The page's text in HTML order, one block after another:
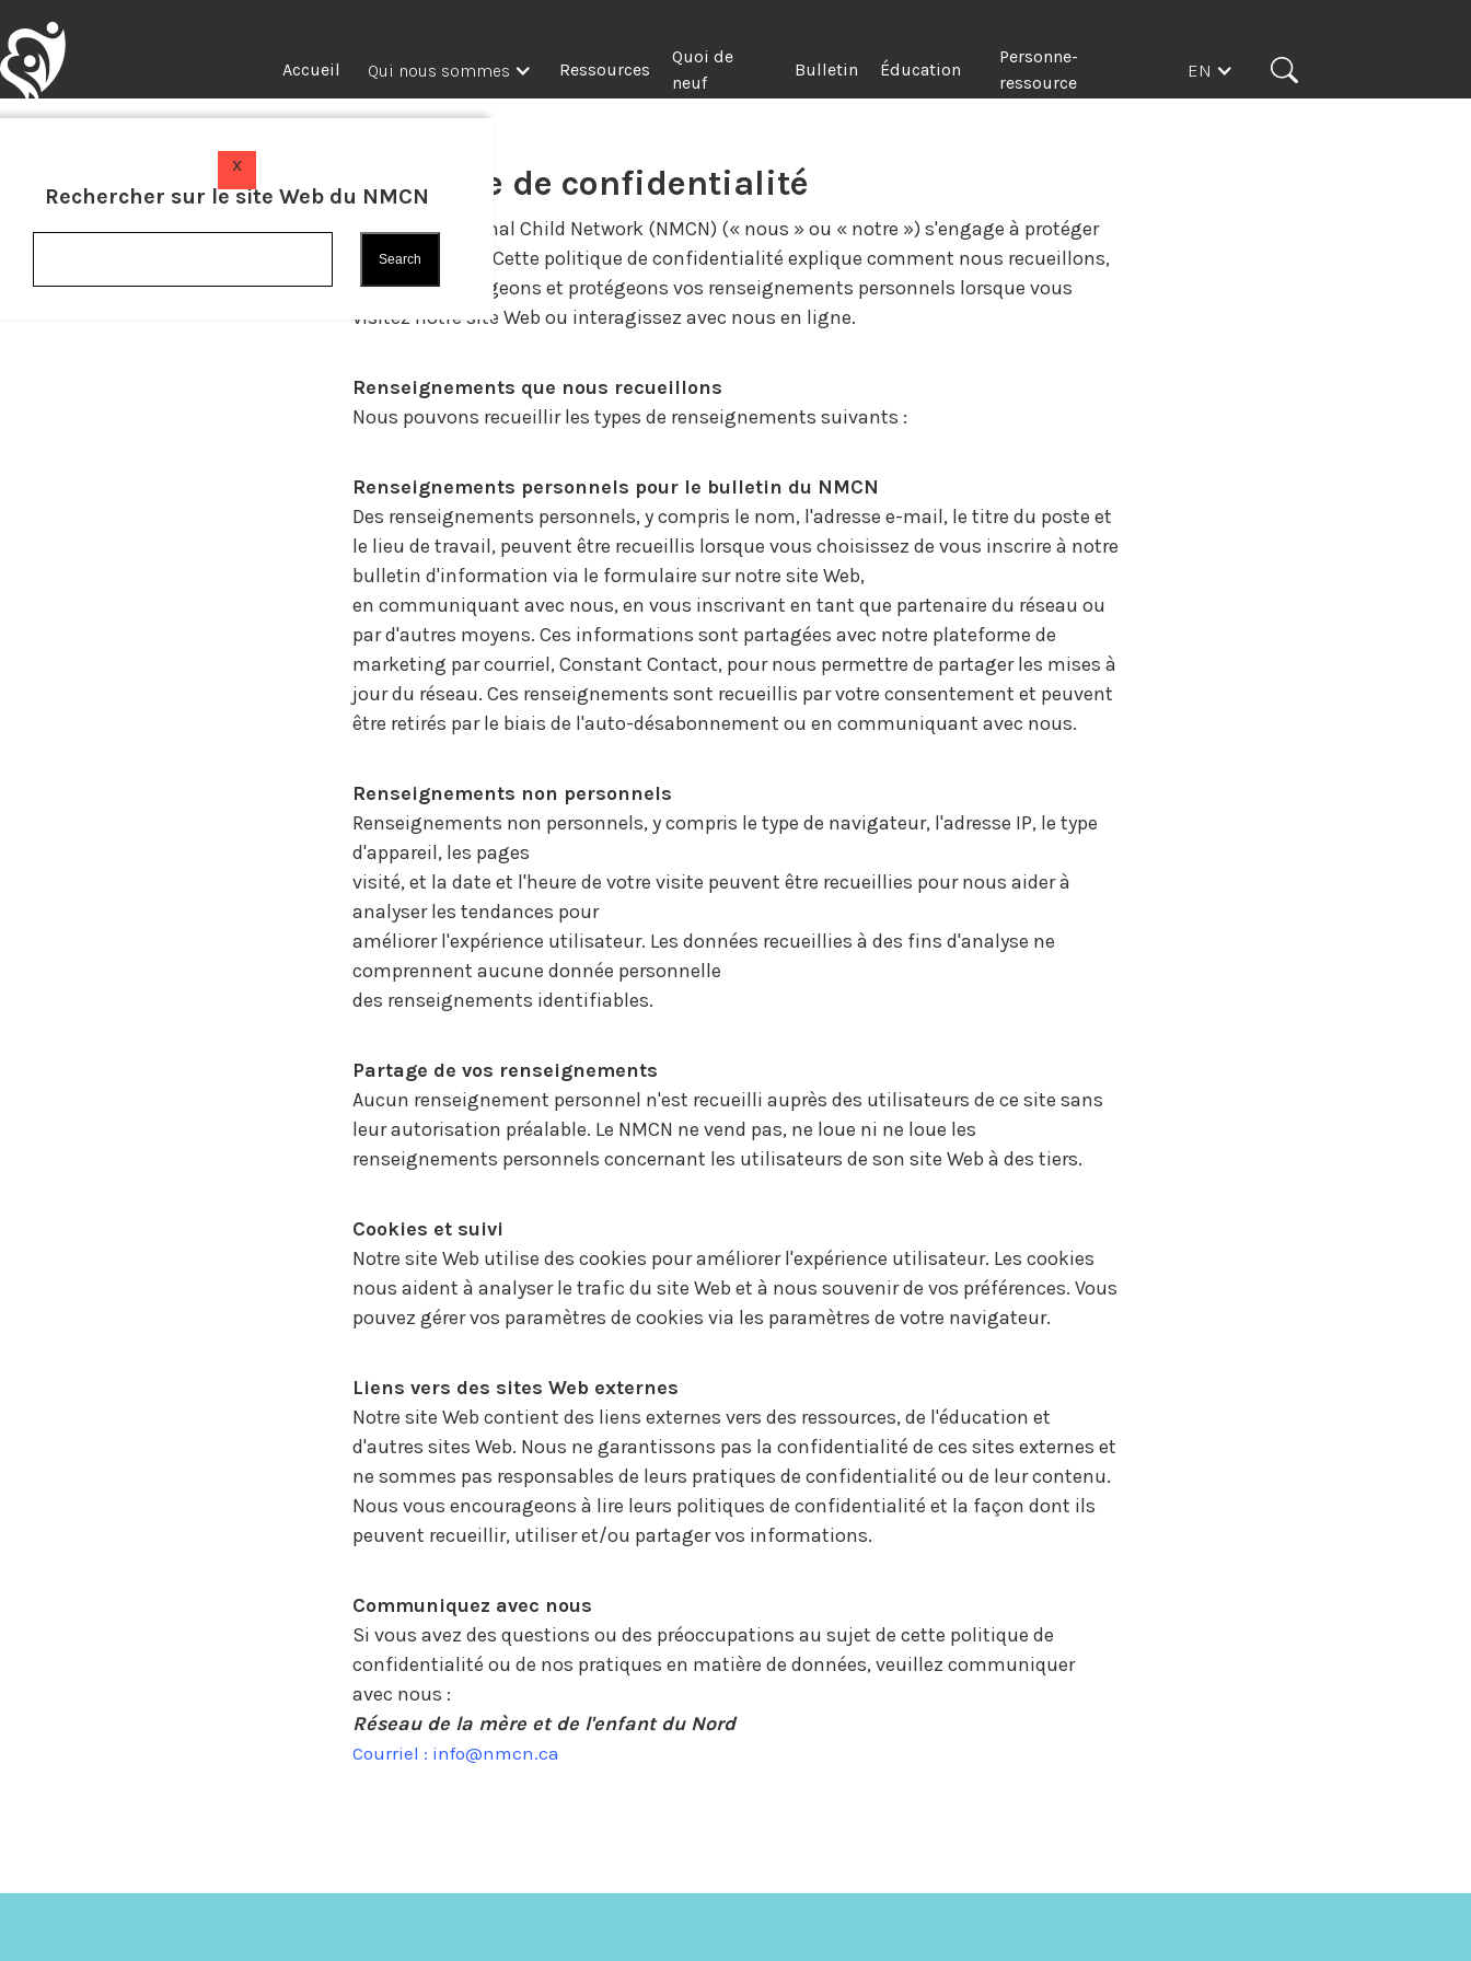
Accueil Qui nous sommes Ressources
Quoi de
neuf
Bulletin Éducation
Personne-
ressource
EN
Rechercher sur le site Web du NMCN
x Politique de confidentialité
Northern Maternal Child Network (NMCN) (« nous » ou « notre ») s'engage à protéger
votre vie privée. Cette politique de confidentialité explique comment nous recueillons,
utilisons, partageons et protégeons vos renseignements personnels lorsque vous
visitez notre site Web ou interagissez avec nous en ligne.
Renseignements que nous recueillons
Nous pouvons recueillir les types de renseignements suivants :
Renseignements personnels pour le bulletin du NMCN
Des renseignements personnels, y compris le nom, l'adresse e-mail, le titre du poste et
le lieu de travail, peuvent être recueillis lorsque vous choisissez de vous inscrire à notre
bulletin d'information via le formulaire sur notre site Web,
en communiquant avec nous, en vous inscrivant en tant que partenaire du réseau ou
par d'autres moyens. Ces informations sont partagées avec notre plateforme de
marketing par courriel, Constant Contact, pour nous permettre de partager les mises à
jour du réseau. Ces renseignements sont recueillis par votre consentement et peuvent
être retirés par le biais de l'auto-désabonnement ou en communiquant avec nous.
Renseignements non personnels
Renseignements non personnels, y compris le type de navigateur, l'adresse IP, le type
d'appareil, les pages
visité, et la date et l'heure de votre visite peuvent être recueillies pour nous aider à
analyser les tendances pour
améliorer l'expérience utilisateur. Les données recueillies à des fins d'analyse ne
comprennent aucune donnée personnelle
des renseignements identifiables.
Partage de vos renseignements
Aucun renseignement personnel n'est recueilli auprès des utilisateurs de ce site sans
leur autorisation préalable. Le NMCN ne vend pas, ne loue ni ne loue les
renseignements personnels concernant les utilisateurs de son site Web à des tiers.
Cookies et suivi
Notre site Web utilise des cookies pour améliorer l'expérience utilisateur. Les cookies
nous aident à analyser le trafic du site Web et à nous souvenir de vos préférences. Vous
pouvez gérer vos paramètres de cookies via les paramètres de votre navigateur.
Liens vers des sites Web externes
Notre site Web contient des liens externes vers des ressources, de l'éducation et
d'autres sites Web. Nous ne garantissons pas la confidentialité de ces sites externes et
ne sommes pas responsables de leurs pratiques de confidentialité ou de leur contenu.
Nous vous encourageons à lire leurs politiques de confidentialité et la façon dont ils
peuvent recueillir, utiliser et/ou partager vos informations.
Communiquez avec nous
Si vous avez des questions ou des préoccupations au sujet de cette politique de
confidentialité ou de nos pratiques en matière de données, veuillez communiquer
avec nous :
Réseau de la mère et de l'enfant du Nord
Courriel : info@nmcn.ca